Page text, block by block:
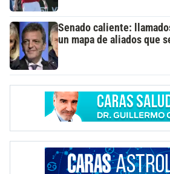
Senado caliente:
un mapa de aliados que